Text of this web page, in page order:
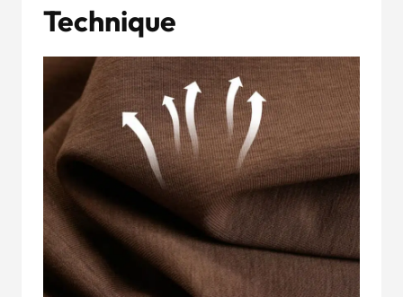
Technique